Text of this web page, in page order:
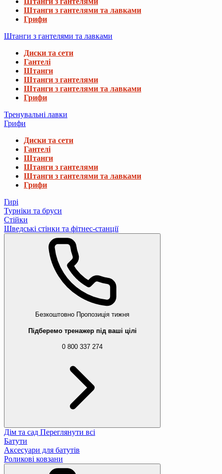
Штанги з гантелями та лавками
Грифи
Штанги з гантелями та лавками
Диски та сети
Гантелі
Штанги
Штанги з гантелями
Штанги з гантелями та лавками
Грифи
Тренувальні лавки
Грифи
Диски та сети
Гантелі
Штанги
Штанги з гантелями
Штанги з гантелями та лавками
Грифи
Гирі
Турніки та бруси
Стійки
Шведські стінки та фітнес-станції
Безкоштовно Пропозиція тижня
Підберемо тренажер під ваші цілі
0 800 337 274
Дім та сад Переглянути всі
Батути
Аксесуари для батутів
Роликові ковзани